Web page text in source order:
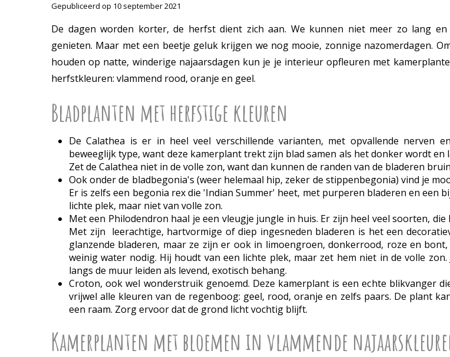
Gepubliceerd op 10 september 2021
De dagen worden korter, de herfst dient zich aan. We kunnen niet meer zo lang
genieten. Maar met een beetje geluk krijgen we nog mooie, zonnige nazomerdagen.
houden op natte, winderige najaarsdagen kun je je interieur opfleuren met
herfstkleuren: vlammend rood, oranje en geel.
Bladplanten met herfstige kleuren
De Calathea is er in heel veel verschillende varianten, met opvallende nerven
beweeglijk type, want deze kamerplant trekt zijn blad samen als het donker wordt
Zet de Calathea niet in de volle zon, want dan kunnen de randen van de bladeren
Ook onder de bladbegonia's (weer helemaal hip, zeker de stippenbegonia) vind je
Er is zelfs een begonia rex die 'Indian Summer' heet, met purperen bladeren en een
lichte plek, maar niet van volle zon.
Met een Philodendron haal je een vleugje jungle in huis. Er zijn heel veel soorten,
Met zijn leerachtige, hartvormige of diep ingesneden bladeren is het een
glanzende bladeren, maar ze zijn er ook in limoengroen, donkerrood, roze en
weinig water nodig. Hij houdt van een lichte plek, maar zet hem niet in de volle
langs de muur leiden als levend, exotisch behang.
Croton, ook wel wonderstruik genoemd. Deze kamerplant is een echte blikvanger
vrijwel alle kleuren van de regenboog: geel, rood, oranje en zelfs paars. De plant
een raam. Zorg ervoor dat de grond licht vochtig blijft.
Kamerplanten met bloemen in vlammende